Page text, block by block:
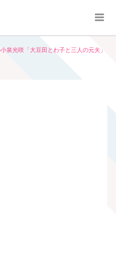
小泉光咲「大豆田とわ子と三人の元夫」